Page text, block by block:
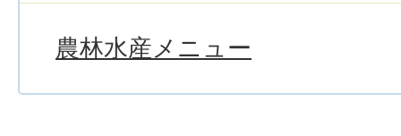
農林水産メニュー